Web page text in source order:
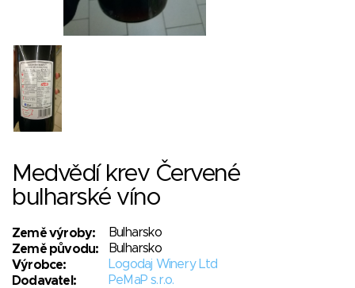
Medvědí krev Červené
bulharské víno
Země výroby:
Bulharsko
Země původu:
Bulharsko
Výrobce:
Logodaj Winery Ltd
Dodavatel:
PeMaP s.r.o.